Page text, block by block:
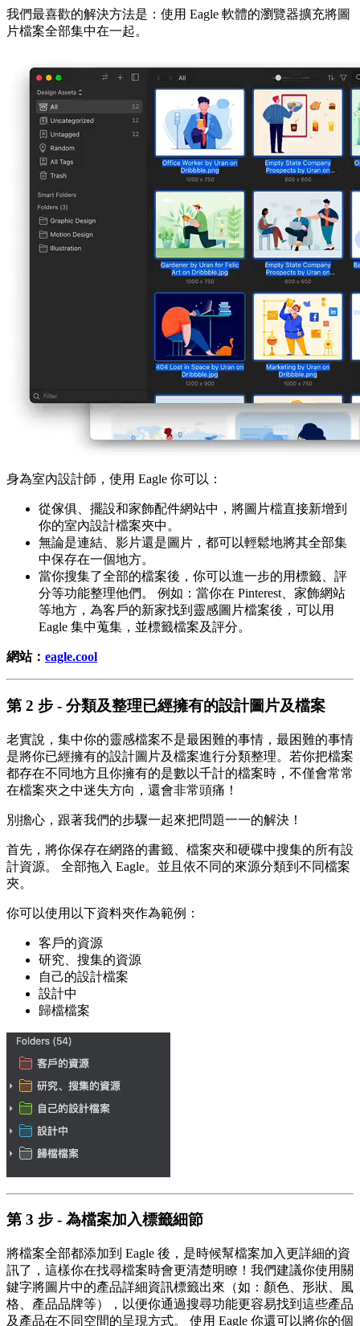
我們最喜歡的解決方法是：使用 Eagle 軟體的瀏覽器擴充將圖
片檔案全部集中在一起。
身為室內設計師，使用 Eagle 你可以：
從傢俱、擺設和家飾配件網站中，將圖片檔直接新增到
你的室內設計檔案夾中。
無論是連結、影片還是圖片，都可以輕鬆地將其全部集
中保存在一個地方。
當你搜集了全部的檔案後，你可以進一步的用標籤、評
分等功能整理他們。 例如：當你在 Pinterest、家飾網站
等地方，為客戶的新家找到靈感圖片檔案後，可以用
Eagle 集中蒐集，並標籤檔案及評分。
網站： eagle.cool
第 2 步 - 分類及整理已經擁有的設計圖片及檔案
老實說，集中你的靈感檔案不是最困難的事情，最困難的事情
是將你已經擁有的設計圖片及檔案進行分類整理。若你把檔案
都存在不同地方且你擁有的是數以千計的檔案時，不僅會常常
在檔案夾之中迷失方向，還會非常頭痛！
別擔心，跟著我們的步驟一起來把問題一一的解決！
首先，將你保存在網路的書籤、檔案夾和硬碟中搜集的所有設
計資源。 全部拖入 Eagle。並且依不同的來源分類到不同檔案
夾。
你可以使用以下資料夾作為範例：
客戶的資源
研究、搜集的資源
自己的設計檔案
設計中
歸檔檔案
第 3 步 - 為檔案加入標籤細節
將檔案全部都添加到 Eagle 後，是時候幫檔案加入更詳細的資
訊了，這樣你在找尋檔案時會更清楚明瞭！我們建議你使用關
鍵字將圖片中的產品詳細資訊標籤出來（如：顏色、形狀、風
格、產品品牌等），以便你通過搜尋功能更容易找到這些產品
及產品在不同空間的呈現方式。 使用 Eagle 你還可以將你的個